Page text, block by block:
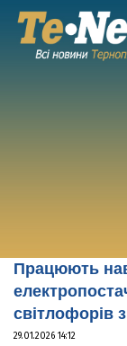
Працюють
світлофорів
29.01.2026 14:12